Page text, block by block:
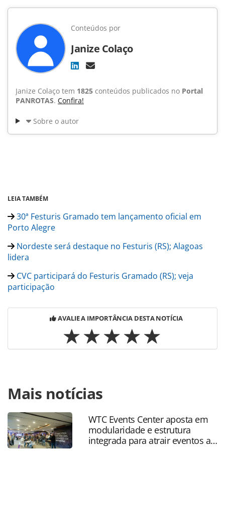
Conteúdos por
Janize Colaço
Janize Colaço tem 1825 conteúdos publicados no Portal
PANROTAS. Confira!
Sobre o autor
LEIA TAMBÉM
30ª Festuris Gramado tem lançamento oficial em
Porto Alegre
Nordeste será destaque no Festuris (RS); Alagoas
lidera
CVC participará do Festuris Gramado (RS); veja
participação
AVALIE A IMPORTÂNCIA DESTA NOTÍCIA
https://www.panrotas.com.br/mercado/eventos/2018/10/
chateaux-movimenta-luxo-no-festuris-com-
coquetel_159492.html ou as ferramentas oferecidas na
página. Todo o conteúdo produzido pela PANROTAS
Editora é protegido pela legislação brasileira sobre direito
autoral. Não reproduza o conteúdo sem autorização da
Mais notícias
WTC Events Center aposta em
modularidade e estrutura
integrada para atrair eventos a